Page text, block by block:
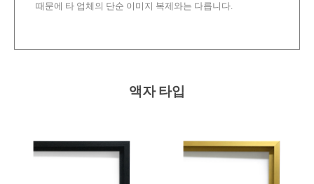
때문에 타 업체의 단순 이미지 복제와는 다릅니다.
액자 타입